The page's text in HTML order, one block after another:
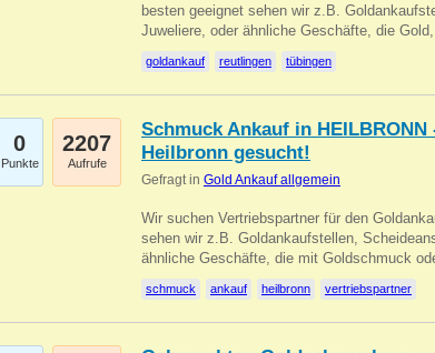
besten geeignet sehen wir z.B.
Juweliere, oder ähnliche Geschäfte, die
goldankauf reutlingen tübingen
0
Punkte
2207
Aufrufe
Schmuck Ankauf in
Heilbronn gesucht!
Gefragt in Gold Ankauf allgemein
Wir suchen Vertriebspartner für den
sehen wir z.B. Goldankaufstellen,
ähnliche Geschäfte, die mit Goldschmuck
schmuck ankauf heilbronn vertriebspartner